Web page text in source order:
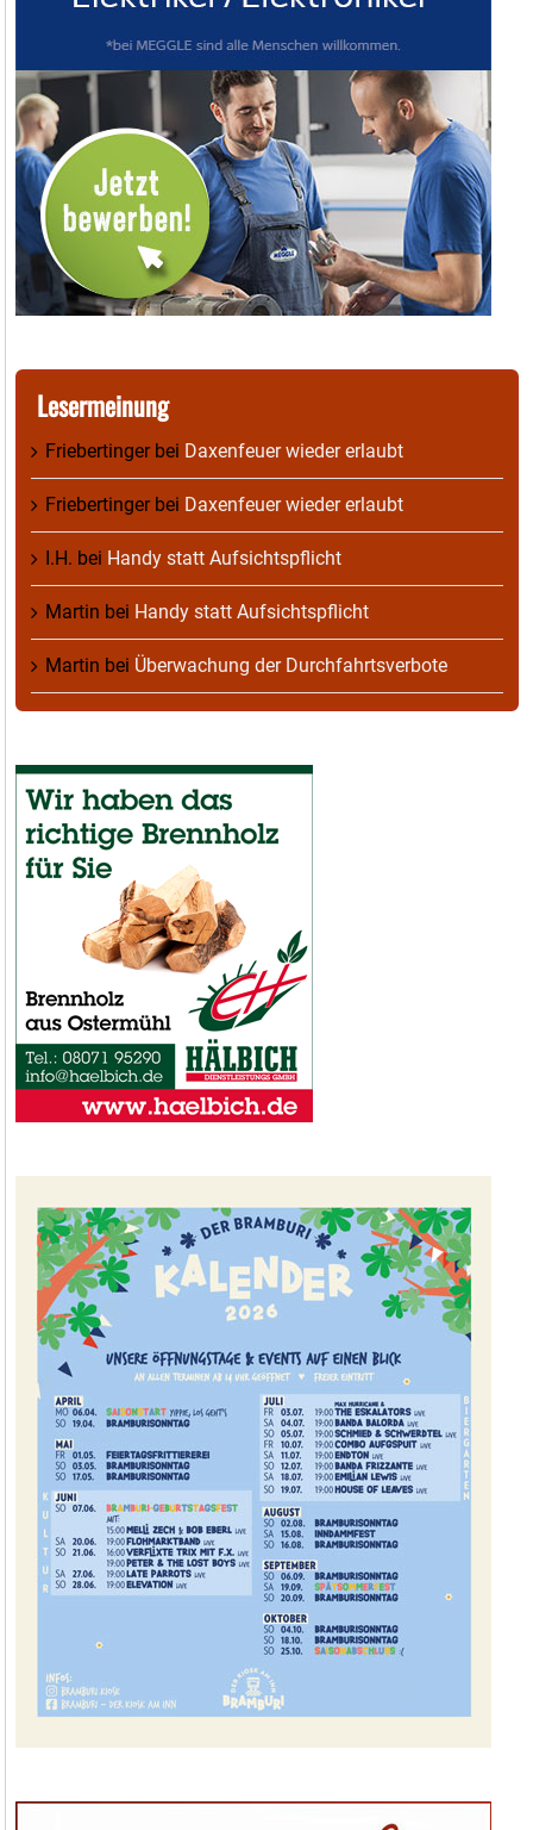
Lesermeinung
Friebertingerbei Daxenfeuer wieder erlaubt
Friebertingerbei Daxenfeuer wieder erlaubt
I.H. bei Handy statt Aufsichtspflicht
Martin bei Handy statt Aufsichtspflicht
Martin bei Überwachung der Durchfahrtsverbote